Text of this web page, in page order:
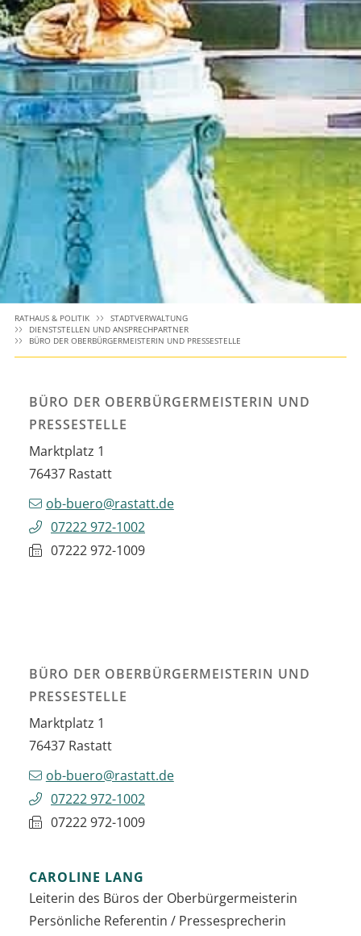
RATHAUS & POLITIK
STADTVERWALTUNG
DIENSTSTELLEN UND ANSPRECHPARTNER
BÜRO DER OBERBÜRGERMEISTERIN UND PRESSESTELLE
BÜRO DER OBERBÜRGERMEISTERIN UND
PRESSESTELLE
Marktplatz 1
76437 Rastatt
ob-buero@rastatt.de
07222 972-1002
07222 972-1009
BÜRO DER OBERBÜRGERMEISTERIN UND
PRESSESTELLE
Marktplatz 1
76437 Rastatt
ob-buero@rastatt.de
07222 972-1002
07222 972-1009
CAROLINE LANG
Leiterin des Büros der Oberbürgermeisterin
Persönliche Referentin / Pressesprecherin